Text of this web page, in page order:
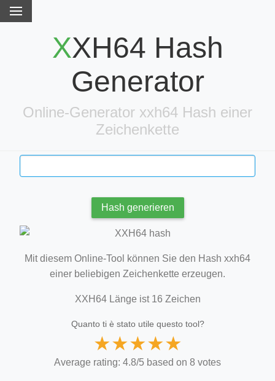
XXH64 Hash
Generator
Online-Generator xxh64 Hash einer
Zeichenkette
Hash generieren
Mit diesem Online-Tool können Sie den Hash xxh64
einer beliebigen Zeichenkette erzeugen.
XXH64 Länge ist 16 Zeichen
Quanto ti è stato utile questo tool?
★★★★★
Average rating: 4.8/5 based on 8 votes